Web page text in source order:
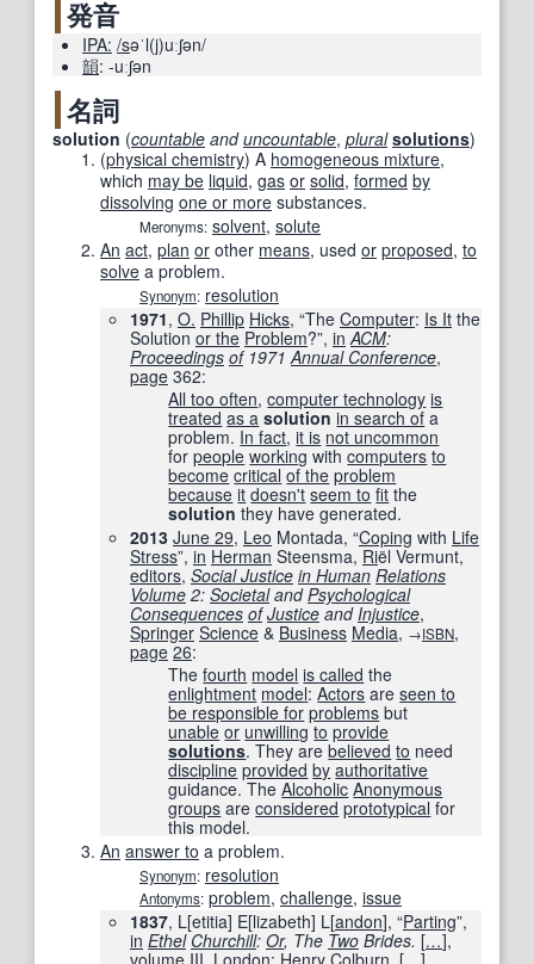
発音
IPA: /səˈl(j)uːʃən/
韻: -uːʃən
名詞
solution (countable anduncountable, plural solutions)
(physical chemistry) A homogeneous mixture,
which may be liquid, gas or solid, formed by
dissolving one or more substances.
Meronyms: solvent, solute
An act, plan or other means, used or proposed, to
solve a problem.
Synonym: resolution
1971, O. Phillip Hicks, “The Computer: Is It the
Solution or the Problem?”, in ACM:
Proceedings of1971Annual Conference‎,
page 362:
All too often,computer technology is
treated as a solution in search of a
problem. In fact,it is not uncommon
forpeople working withcomputers to
become critical of the problem
because it doesn't seem to fit the
solution they have generated.
2013 June 29, Leo Montada, “Coping with Life
Stress”, in Herman Steensma, Riël Vermunt,
editors, Social Justice in Human Relations
Volume 2: SocietalandPsychological
Consequences of Justice andInjustice‎,
Springer Science & Business Media, →ISBN,
page 26:
Thefourth model is called the
enlightment model:Actors areseen to
be responsible for problems but
unable or unwilling to provide
solutions. They arebelieved to need
discipline provided by authoritative
guidance. TheAlcoholic Anonymous
groups areconsidered prototypical for
this model.
An answer to a problem.
Synonym: resolution
Antonyms: problem, challenge, issue
1837, L[etitia] E[lizabeth] L[andon], “Parting”,
in Ethel Churchill: Or, The Two Brides. […],